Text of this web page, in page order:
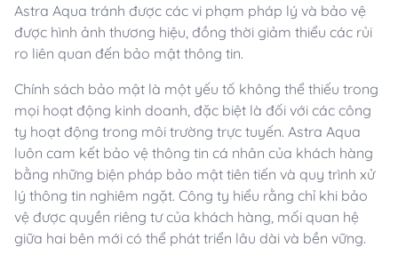
Astra Aqua tránh được các vi phạm pháp lý và bảo vệ
được hình ảnh thương hiệu, đồng thời giảm thiểu các rủi
ro liên quan đến bảo mật thông tin.
Chính sách bảo mật là một yếu tố không thể thiếu trong
mọi hoạt động kinh doanh, đặc biệt là đối với các công
ty hoạt động trong môi trường trực tuyến. Astra Aqua
luôn cam kết bảo vệ thông tin cá nhân của khách hàng
bằng những biện pháp bảo mật tiên tiến và quy trình xử
lý thông tin nghiêm ngặt. Công ty hiểu rằng chỉ khi bảo
vệ được quyền riêng tư của khách hàng, mối quan hệ
giữa hai bên mới có thể phát triển lâu dài và bền vững.